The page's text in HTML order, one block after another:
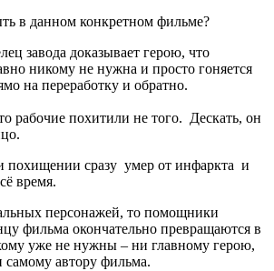
в данном конкретном фильме?
завода доказывает герою, что
никому не нужна и просто гоняется
на переработку и обратно.
рабочие похитили не того. Дескать, он
похищении сразу умер от инфаркта и
время.
персонажей, то помощники
фильма окончательно превращаются в
уже не нужны – ни главному герою,
автору фильма.